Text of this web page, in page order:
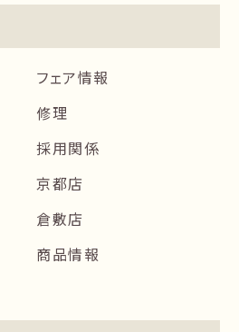
フェア情報
修理
採用関係
京都店
倉敷店
商品情報